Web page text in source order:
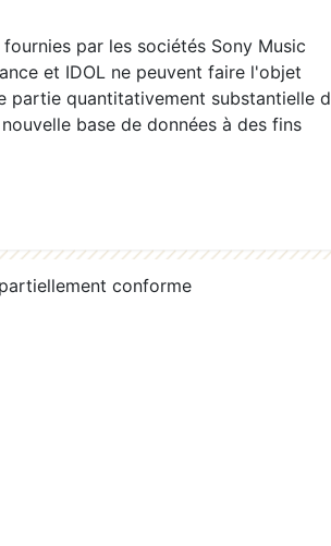
par les sociétés Sony Music
et IDOL ne peuvent faire l'objet
partie quantitativement substantielle
base de données à des fins
conforme